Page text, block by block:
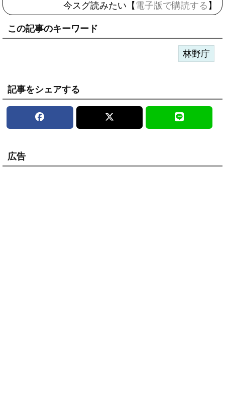
今スグ読みたい【 電子版で購読する 】
この記事のキーワード
林野庁
記事をシェアする
広告